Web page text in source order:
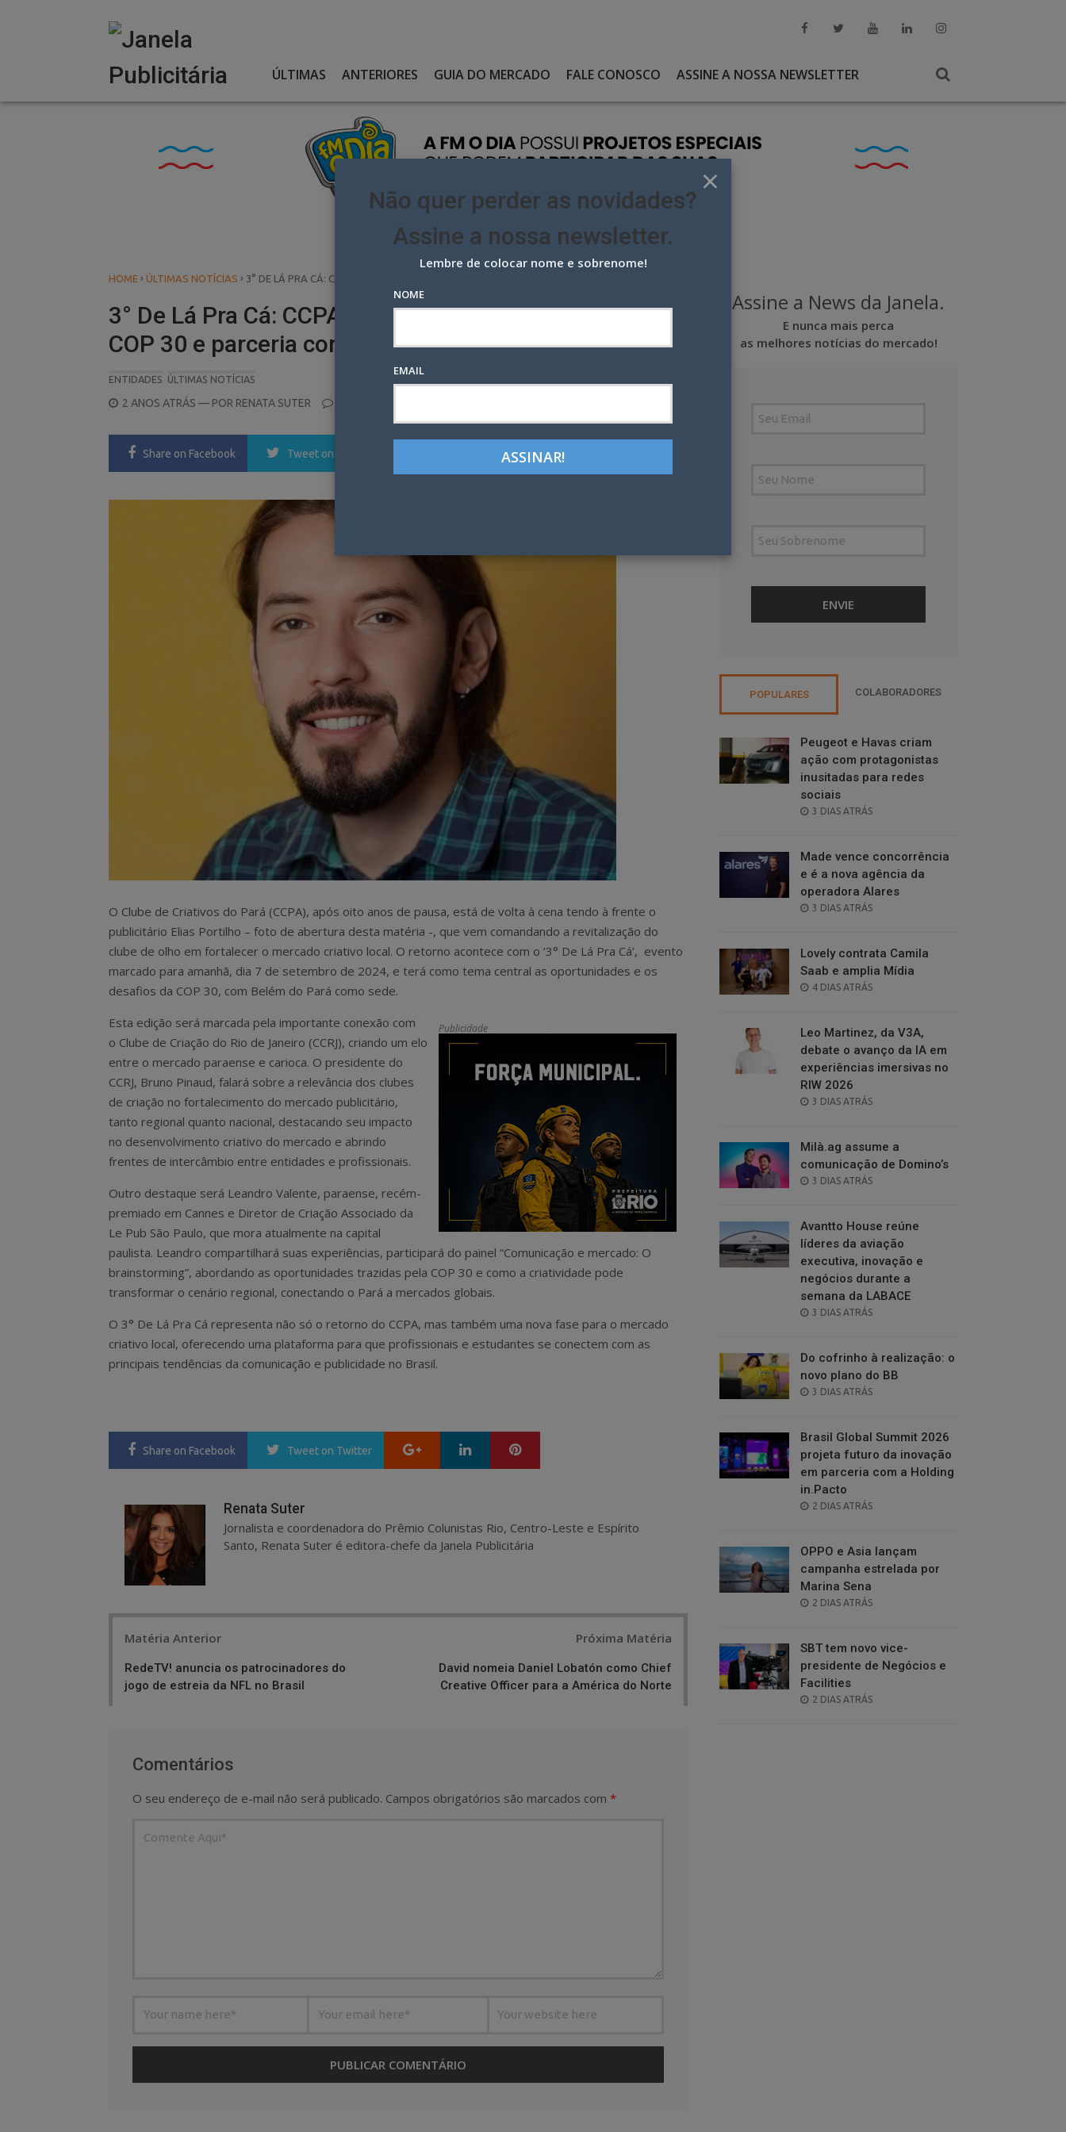
ÚLTIMAS ANTERIORES GUIA DO MERCADO FALE CONOSCO ASSINE A NOSSA NEWSLETTER
HOME › ÚLTIMAS NOTÍCIAS › 3° DE LÁ PRA CÁ: CCPA RETOMA ATIVIDADES COM FOCO NA COP 30 E PARCERIA COM O CCRJ
3° De Lá Pra Cá: CCPA retoma atividades com foco na
COP 30 e parceria com o CCRJ
ENTIDADES ÚLTIMAS NOTÍCIAS
POSTED
2 ANOS ATRÁS — POR RENATA SUTER
Share on Facebook Tweet on Twitter LinkedIn Pinterest
O Clube de Criativos do Pará (CCPA), após oito anos de pausa, está de volta à cena tendo à frente o
publicitário Elias Portilho – foto de abertura desta matéria -, que vem comandando a revitalização do
clube de olho em fortalecer o mercado criativo local. O retorno acontece com o ‘3° De Lá Pra Cá’, evento
marcado para amanhã, dia 7 de setembro de 2024, e terá como tema central as oportunidades e os
desafios da COP 30, com Belém do Pará como sede.
Publicidade
Esta edição será marcada pela importante conexão com
o Clube de Criação do Rio de Janeiro (CCRJ), criando um elo
entre o mercado paraense e carioca. O presidente do
CCRJ, Bruno Pinaud, falará sobre a relevância dos clubes
de criação no fortalecimento do mercado publicitário,
tanto regional quanto nacional, destacando seu impacto
no desenvolvimento criativo do mercado e abrindo
frentes de intercâmbio entre entidades e profissionais.
Outro destaque será Leandro Valente, paraense, recém-
premiado em Cannes e Diretor de Criação Associado da
Le Pub São Paulo, que mora atualmente na capital
paulista. Leandro compartilhará suas experiências, participará do painel “Comunicação e mercado: O
brainstorming”, abordando as oportunidades trazidas pela COP 30 e como a criatividade pode
transformar o cenário regional, conectando o Pará a mercados globais.
O 3° De Lá Pra Cá representa não só o retorno do CCPA, mas também uma nova fase para o mercado
criativo local, oferecendo uma plataforma para que profissionais e estudantes se conectem com as
principais tendências da comunicação e publicidade no Brasil.
Share on Facebook Tweet on Twitter Google+ LinkedIn
Renata Suter
Jornalista e coordenadora do Prêmio Colunistas Rio, Centro-Leste e Espírito
Santo, Renata Suter é editora-chefe da Janela Publicitária
Matéria Anterior
RedeTV! anuncia os patrocinadores do
jogo de estreia da NFL no Brasil
Próxima Matéria
David nomeia Daniel Lobatón como Chief
Creative Officer para a América do Norte
Comentários
O seu endereço de e-mail não será publicado. Campos obrigatórios são marcados com *
Assine a News da Janela.
E nunca mais perca
as melhores notícias do mercado!
POPULARES COLABORADORES
Peugeot e Havas criam
ação com protagonistas
inusitadas para redes
sociais
POSTED
3 DIAS ATRÁS
Made vence concorrência
e é a nova agência da
operadora Alares
POSTED
3 DIAS ATRÁS
Lovely contrata Camila
Saab e amplia Mídia
POSTED
4 DIAS ATRÁS
Leo Martinez, da V3A,
debate o avanço da IA em
experiências imersivas no
RIW 2026
POSTED
3 DIAS ATRÁS
Milà.ag assume a
comunicação de Domino’s
POSTED
3 DIAS ATRÁS
Avantto House reúne
líderes da aviação
executiva, inovação e
negócios durante a
semana da LABACE
POSTED
3 DIAS ATRÁS
Do cofrinho à realização: o
novo plano do BB
POSTED
3 DIAS ATRÁS
Brasil Global Summit 2026
projeta futuro da inovação
em parceria com a Holding
in.Pacto
POSTED
2 DIAS ATRÁS
OPPO e Asia lançam
campanha estrelada por
Marina Sena
POSTED
2 DIAS ATRÁS
SBT tem novo vice-
presidente de Negócios e
Facilities
POSTED
2 DIAS ATRÁS
×
Não quer perder as novidades?
Assine a nossa newsletter.
Lembre de colocar nome e sobrenome!
NOME
EMAIL